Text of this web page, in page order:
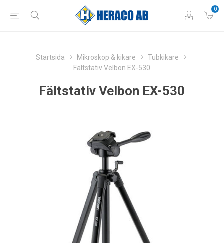
0
Startsida Mikroskop & kikare
Tubkikare
Fältstativ Velbon EX-530
Fältstativ Velbon EX-530